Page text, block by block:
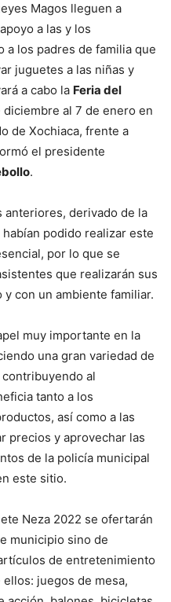
Magos lleguen a
a las y los
a los padres de familia que
juguetes a las niñas y
a cabo la Feria del
diciembre al 7 de enero en
de Xochiaca, frente a
el presidente
.
anteriores, derivado de la
habían podido realizar este
por lo que se
que realizarán sus
con un ambiente familiar.
muy importante en la
una gran variedad de
al
tanto a los
así como a las
precios y aprovechar las
de la policía municipal
este sitio.
Neza 2022 se ofertarán
municipio sino de
de entretenimiento
juegos de mesa,